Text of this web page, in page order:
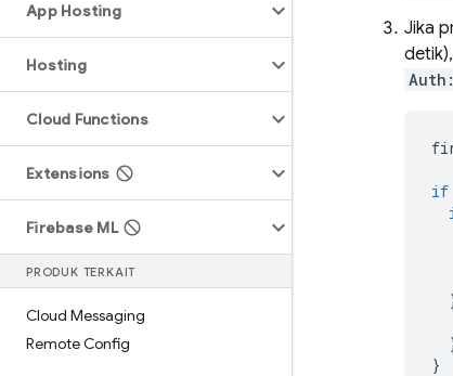
App Hosting
Hosting
Cloud Functions
Extensions
Firebase ML
PRODUK TERKAIT
Cloud Messaging
Remote Config
Jika
if
}